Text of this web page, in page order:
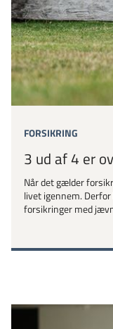
FORSIKRING
3 ud af 4 er
Når det gælder
livet igennem.
forsikringer med